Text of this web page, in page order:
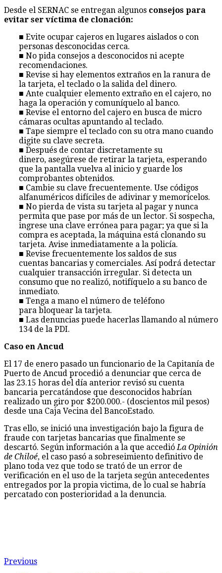
Desde el SERNAC se entregan algunos consejos para
evitar ser víctima de clonación:
■ Evite ocupar cajeros en lugares aislados o con
personas desconocidas cerca.
■ No pida consejos a desconocidos ni acepte
recomendaciones.
■ Revise si hay elementos extraños en la ranura de
la tarjeta, el teclado o la salida del dinero.
■ Ante cualquier elemento extraño en el cajero, no
haga la operación y comuníquelo al banco.
■ Revise el entorno del cajero en busca de micro
cámaras ocultas apuntando al teclado.
■ Tape siempre el teclado con su otra mano cuando
digite su clave secreta.
■ Después de contar discretamente su
dinero, asegúrese de retirar la tarjeta, esperando
que la pantalla vuelva al inicio y guarde los
comprobantes obtenidos.
■ Cambie su clave frecuentemente. Use códigos
alfanuméricos difíciles de adivinar y memorícelos.
■ No pierda de vista su tarjeta al pagar y nunca
permita que pase por más de un lector. Si sospecha,
ingrese una clave errónea para pagar; ya que si la
compra es aceptada, la máquina está clonando su
tarjeta. Avise inmediatamente a la policía.
■ Revise frecuentemente los saldos de sus
cuentas bancarias y comerciales. Así podrá detectar
cualquier transacción irregular. Si detecta un
consumo que no realizó, notifíquelo a su banco de
inmediato.
■ Tenga a mano el número de teléfono
para bloquear la tarjeta.
■ Las denuncias puede hacerlas llamando al número
134 de la PDI.
Caso en Ancud
El 17 de enero pasado un funcionario de la Capitanía de
Puerto de Ancud procedió a denunciar que cerca de
las 23.15 horas del día anterior revisó su cuenta
bancaria percatándose que desconocidos habrían
realizado un giro por $200.000.- (doscientos mil pesos)
desde una Caja Vecina del BancoEstado.
Tras ello, se inició una investigación bajo la figura de
fraude con tarjetas bancarias que finalmente se
descartó. Según información a la que accedióLa Opinión
de Chiloé, el caso pasó a sobreseimiento definitivo de
plano toda vez que todo se trató de un error de
verificación en el uso de la tarjeta según antecedentes
entregados por la propia victima, de lo cual se habría
percatado con posterioridad a la denuncia.
Previous